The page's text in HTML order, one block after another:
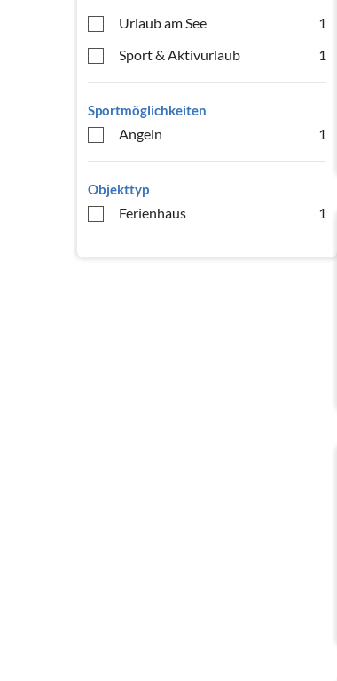
Urlaub am See
1
Sport & Aktivurlaub
1
Sportmöglichkeiten
Angeln 1
Objekttyp
Ferienhaus 1